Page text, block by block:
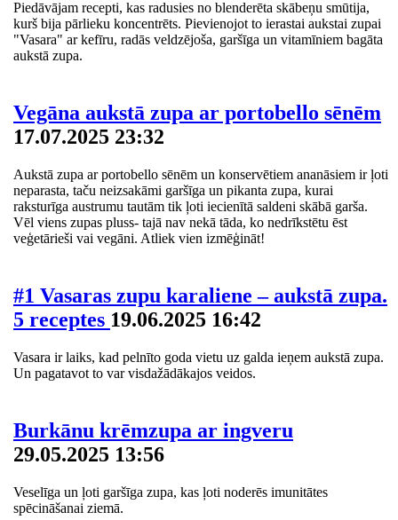
Piedāvājam recepti, kas radusies no blenderēta skābeņu smūtija,
kurš bija pārlieku koncentrēts. Pievienojot to ierastai aukstai zupai
"Vasara" ar kefīru, radās veldzējoša, garšīga un vitamīniem bagāta
aukstā zupa.
Vegāna aukstā zupa ar portobello sēnēm
17.07.2025 23:32
Aukstā zupa ar portobello sēnēm un konservētiem ananāsiem ir ļoti
neparasta, taču neizsakāmi garšīga un pikanta zupa, kurai
raksturīga austrumu tautām tik ļoti iecienītā saldeni skābā garša.
Vēl viens zupas pluss- tajā nav nekā tāda, ko nedrīkstētu ēst
veģetārieši vai vegāni. Atliek vien izmēģināt!
#1 Vasaras zupu karaliene – aukstā zupa.
5 receptes 19.06.2025 16:42
Vasara ir laiks, kad pelnīto goda vietu uz galda ieņem aukstā zupa.
Un pagatavot to var visdažādākajos veidos.
Burkānu krēmzupa ar ingveru
29.05.2025 13:56
Veselīga un ļoti garšīga zupa, kas ļoti noderēs imunitātes
spēcināšanai ziemā.